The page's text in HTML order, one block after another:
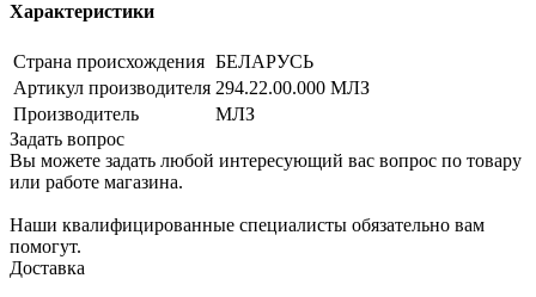
Характеристики
Страна происхождения БЕЛАРУСЬ
Артикул производителя 294.22.00.000 МЛЗ
Производитель
МЛЗ
Задать вопрос
Вы можете задать любой интересующий вас вопрос по товару
или работе магазина.
Наши квалифицированные специалисты обязательно вам
помогут.
Доставка